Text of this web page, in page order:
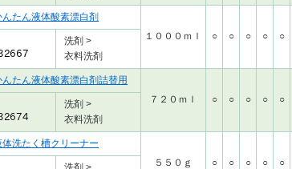
たん液体酸素漂白剤
１０００ｍｌ
○ ○ ○ ○ ○
洗剤 >
衣料洗剤
たん液体酸素漂白剤詰替用
７２０ｍｌ
○ ○ ○ ○ ○
洗剤 >
衣料洗剤
洗たく槽クリーナー
５５０ｇ
○ ○ ○ ○ ○